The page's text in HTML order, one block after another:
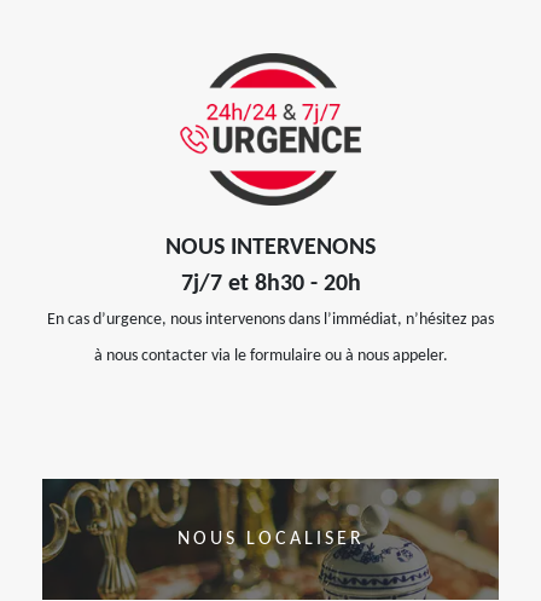
NOUS INTERVENONS
7j/7 et 8h30 - 20h
En cas d’urgence, nous intervenons dans l’immédiat, n’hésitez pas
à nous contacter via le formulaire ou à nous appeler.
NOUS LOCALISER